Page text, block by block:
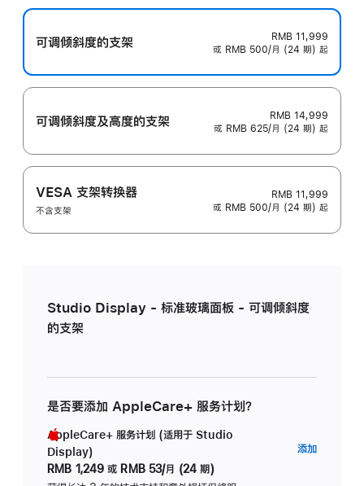
可调倾斜度的支架
RMB 11,999
或 RMB 500/月 (24 期) 起
可调倾斜度及高‍度的支‍架
RMB 14,999
或 RMB 625/月 (24 期) 起
VESA 支架转换器
不含支架
RMB 11,999
或 RMB 500/月 (24 期) 起
Studio Display - 标准玻璃面板 - 可调倾斜度
的支架
是否要添加 AppleCare+ 服务计划？
AppleCare+ 服务计划 (适用于 Studio
Display)
RMB 1,249 或 RMB 53/月 (24 期)
添加